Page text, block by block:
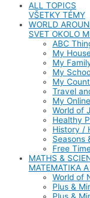
ALL TOPICS
VŠETKY TÉMY
WORLD
SVET OKOLO
ABC
My
My
My
My
Travel
My
World of
Healthy
History /
Seasons
Free
MATHS &
MATEMATIKA
World of
Plus &